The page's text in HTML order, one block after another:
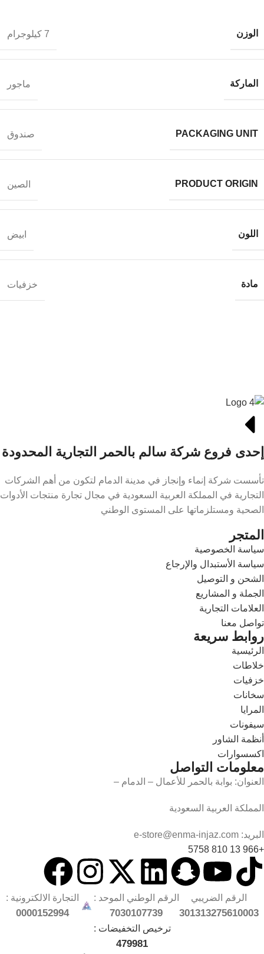
الوزن 7 كيلوجرام
الماركة ماجور
PACKAGING UNIT صندوق
PRODUCT ORIGIN الصين
اللون ابيض
مادة خزفيات
إحدى فروع شركة سالم بالحمر التجارية المحدودة
تأسست شركة إنماء وإنجاز في مدينة الدمام لتكون من أهم الشركات
التجارية في المملكة العربية السعودية في مجال تجارة منتجات الأدوات
الصحية ومستلزماتها على المستوى الوطني
المتجر
سياسة الخصوصية
سياسة الأستبدال والإرجاع
الشحن و التوصيل
الجملة و المشاريع
العلامات التجارية
تواصل معنا
روابط سريعة
الرئيسية
خلاطات
خزفيات
سخانات
المرايا
سيفونات
أنظمة الشاور
اكسسوارات
معلومات التواصل
العنوان: بوابة بالحمر للأعمال – الدمام –
المملكة العربية السعودية
البريد: e-store@enma-injaz.com
+966 13 810 5758
الرقم الضريبي
301313275610003
الرقم الوطني الموحد :
7030107739
التجارة الالكترونية :
0000152994
ترخيص التخفيضات :
479981